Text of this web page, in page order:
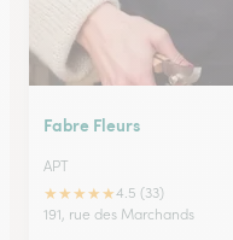
Fabre Fleurs
APT
★★★★★4.5 (33)
191, rue des Marchands